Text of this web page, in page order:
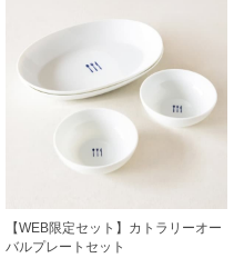
【WEB限定セット】カトラリーオー
バルプレートセット